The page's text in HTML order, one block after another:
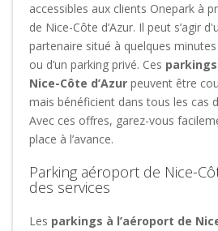
accessibles aux clients Onepark à
de Nice-Côte d’Azur. Il peut s’agir
partenaire situé à quelques
ou d’un parking privé. Ces
Nice-Côte d’Azur peuvent être
mais bénéficient dans tous les cas
Avec ces offres, garez-vous
place à l’avance.
Parking aéroport de Nice-
des services
Les parkings à l’aéroport de